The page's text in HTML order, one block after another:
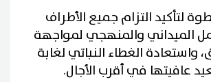
لتأكيد التزام جميع الأطراف
الميداني والمنهجي لمواجهة
واستعادة الغطاء النباتي لغابة
عافيتها في أقرب الأجال.